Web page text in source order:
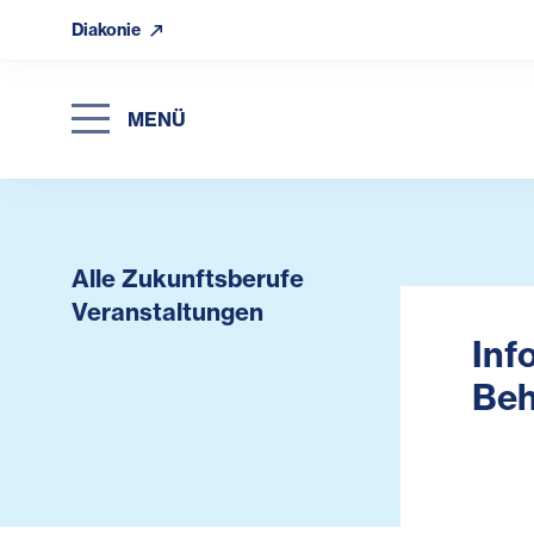
Diakonie
MENÜ
Alle Zukunftsberufe
Veranstaltungen